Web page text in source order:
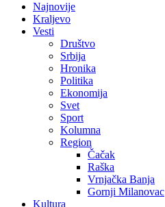
Najnovije
Kraljevo
Vesti
Društvo
Srbija
Hronika
Politika
Ekonomija
Svet
Sport
Kolumna
Region
Čačak
Raška
Vrnjačka Banja
Gornji Milanovac
Kultura